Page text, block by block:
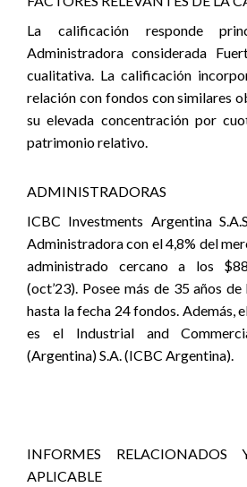
La calificación responde
Administradora considerada
cualitativa. La calificación
relación con fondos con similares
su elevada concentración por
patrimonio relativo.
ADMINISTRADORAS
ICBC Investments Argentina
Administradora con el 4,8% del
administrado cercano a los
(oct’23). Posee más de 35 años
hasta la fecha 24 fondos. Además,
es el Industrial and
(Argentina) S.A. (ICBC Argentina).
INFORMES RELACIONADOS
APLICABLE